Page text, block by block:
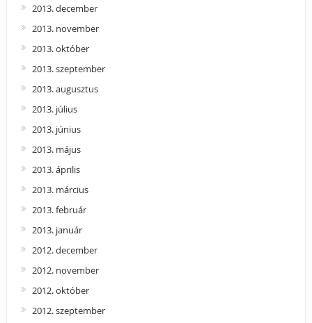
2013. december
2013. november
2013. október
2013. szeptember
2013. augusztus
2013. július
2013. június
2013. május
2013. április
2013. március
2013. február
2013. január
2012. december
2012. november
2012. október
2012. szeptember